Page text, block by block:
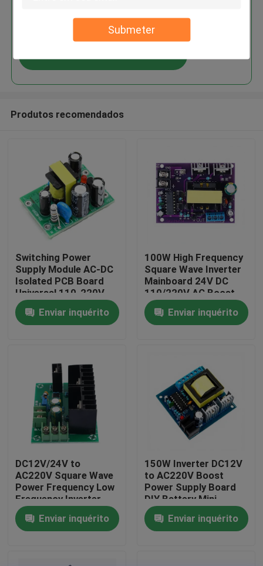
Submeter
Início
Produtos
Sobre Nós
Controle de Qualidade
Contacte-nos
Casos
Blogue
Produtos recomendados
Switching Power
Supply Module AC-DC
Isolated PCB Board
Universal 110-220V
Input Dual Output 12V
0.5A + 5V Compact
Enviar inquérito
100W High Frequency
Square Wave Inverter
Mainboard 24V DC
110/220V AC Boost
Converter Module
Compact Power
Supply AC-DC
Enviar inquérito
DC12V/24V to
AC220V Square Wave
Power Frequency Low
Frequency Inverter
Drive Board 300W
Boost Module
Enviar inquérito
150W Inverter DC12V
to AC220V Boost
Power Supply Board
DIY Battery Mini
Inverter Module
Enviar inquérito